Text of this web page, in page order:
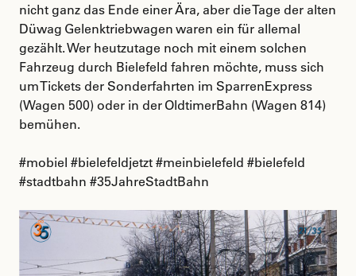
nicht ganz das Ende einer Ära, aber die Tage der alten
Düwag Gelenktriebwagen waren ein für allemal
gezählt. Wer heutzutage noch mit einem solchen
Fahrzeug durch Bielefeld fahren möchte, muss sich
um Tickets der Sonderfahrten im SparrenExpress
(Wagen 500) oder in der OldtimerBahn (Wagen 814)
bemühen.
#mobiel #bielefeldjetzt #meinbielefeld #bielefeld
#stadtbahn #35JahreStadtBahn